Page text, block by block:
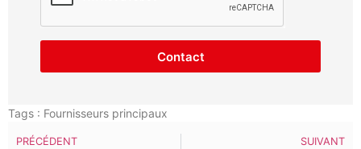
Contact
Tags : Fournisseurs principaux
SUIVANT
PRÉCÉDENT